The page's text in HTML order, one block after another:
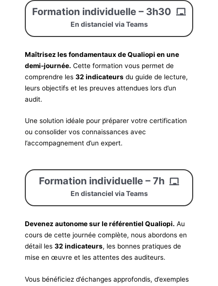
Formation individuelle – 3h30
En distanciel via Teams
Maîtrisez les fondamentaux de Qualiopi en une
demi-journée. Cette formation vous permet de
comprendre les32 indicateurs du guide de lecture,
leurs objectifs et les preuves attendues lors d’un
audit.
Une solution idéale pour préparer votre certification
ou consolider vos connaissances avec
l’accompagnement d’un expert.
Formation individuelle – 7h
En distanciel via Teams
Devenez autonome sur le référentiel Qualiopi. Au
cours de cette journée complète, nous abordons en
détail les32 indicateurs, les bonnes pratiques de
mise en œuvre et les attentes des auditeurs.
Vous bénéficiez d’échanges approfondis, d’exemples